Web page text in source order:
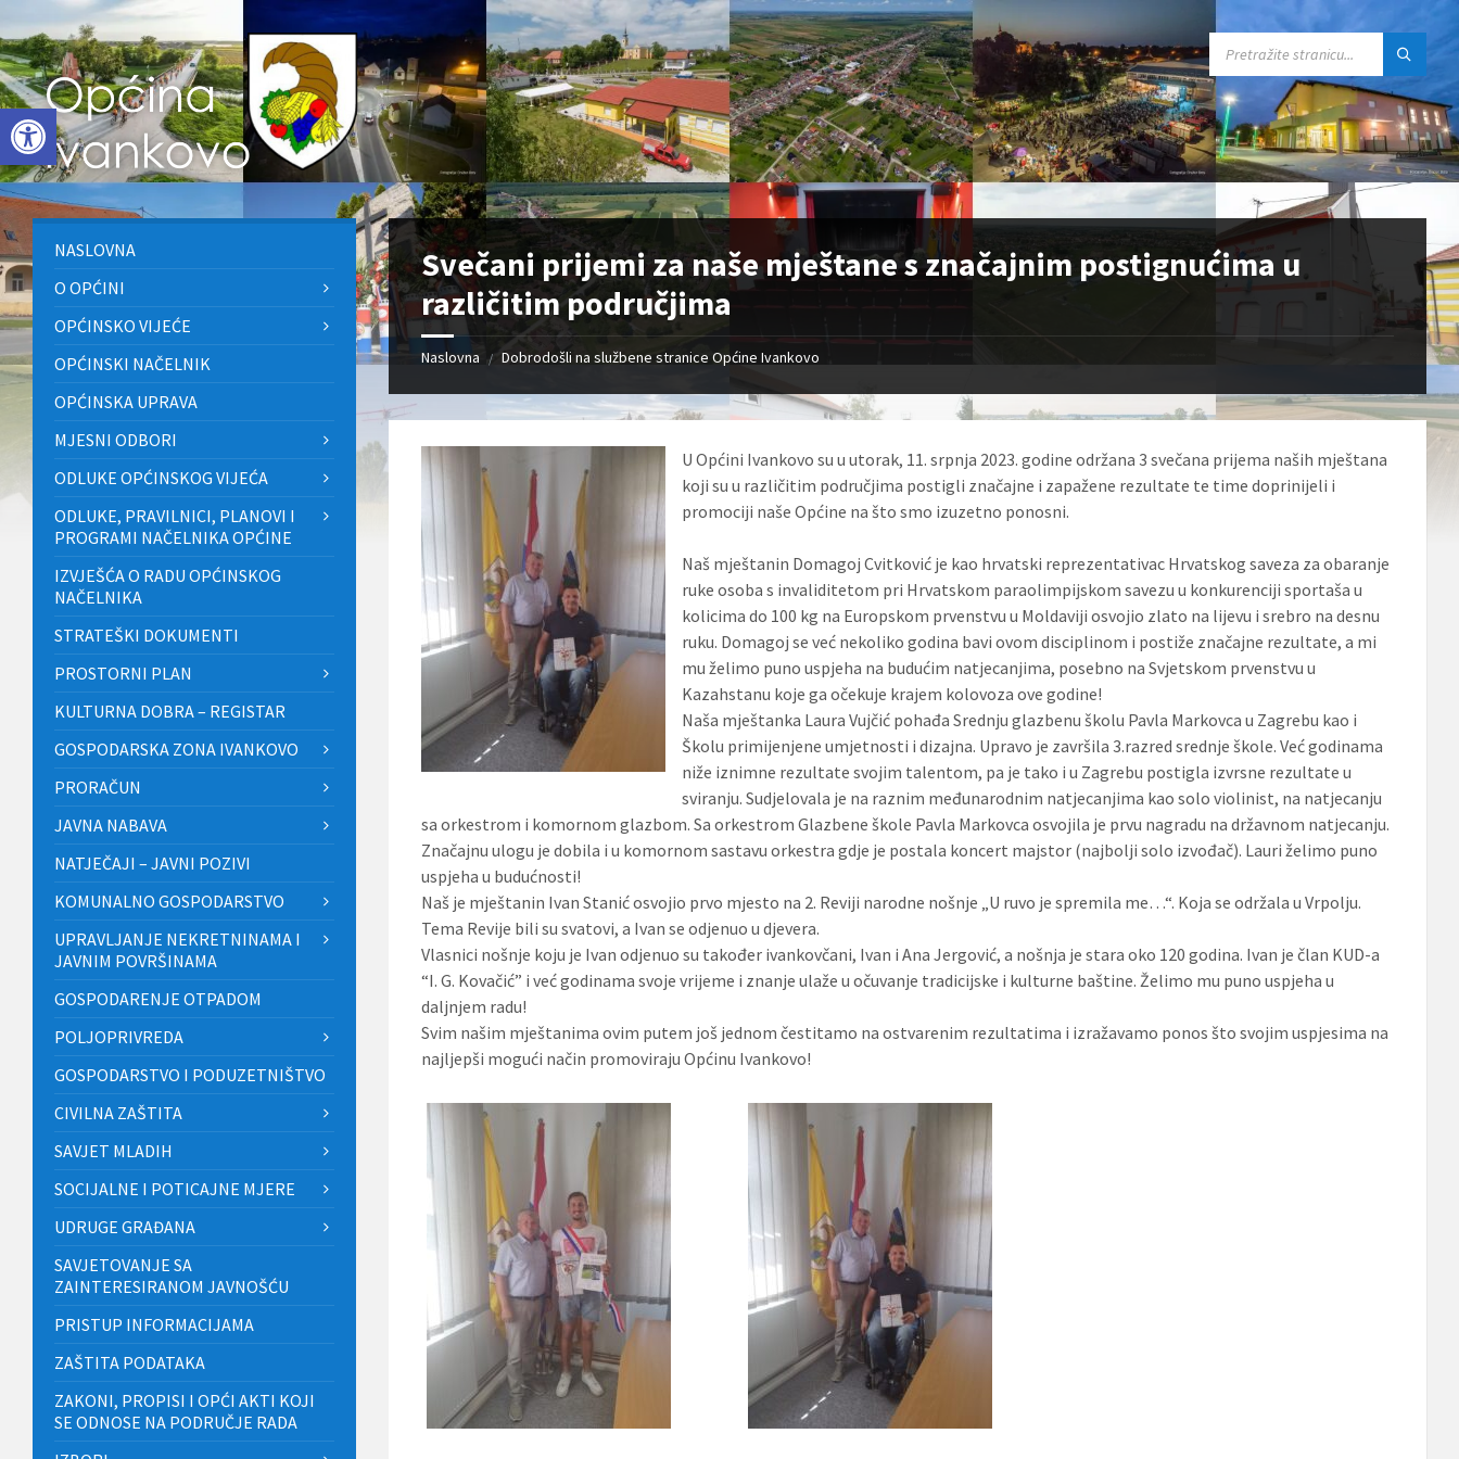
Open toolbar
to
content
to
left
sidebar
to
footer
Svečani prijemi za naše mještane s značajnim postignućima u
različitim područjima
Naslovna / Dobrodošli na službene stranice Općine Ivankovo
U Općini Ivankovo su u utorak, 11. srpnja 2023. godine održana 3 svečana prijema naših mještana
koji su u različitim područjima postigli značajne i zapažene rezultate te time doprinijeli i
promociji naše Općine na što smo izuzetno ponosni.
Naš mještanin Domagoj Cvitković je kao hrvatski reprezentativac Hrvatskog saveza za obaranje
ruke osoba s invaliditetom pri Hrvatskom paraolimpijskom savezu u konkurenciji sportaša u
kolicima do 100 kg na Europskom prvenstvu u Moldaviji osvojio zlato na lijevu i srebro na desnu
ruku. Domagoj se već nekoliko godina bavi ovom disciplinom i postiže značajne rezultate, a mi
mu želimo puno uspjeha na budućim natjecanjima, posebno na Svjetskom prvenstvu u
Kazahstanu koje ga očekuje krajem kolovoza ove godine!
Naša mještanka Laura Vujčić pohađa Srednju glazbenu školu Pavla Markovca u Zagrebu kao i
Školu primijenjene umjetnosti i dizajna. Upravo je završila 3.razred srednje škole. Već godinama
niže iznimne rezultate svojim talentom, pa je tako i u Zagrebu postigla izvrsne rezultate u
sviranju. Sudjelovala je na raznim međunarodnim natjecanjima kao solo violinist, na natjecanju
sa orkestrom i komornom glazbom. Sa orkestrom Glazbene škole Pavla Markovca osvojila je prvu nagradu na državnom natjecanju.
Značajnu ulogu je dobila i u komornom sastavu orkestra gdje je postala koncert majstor (najbolji solo izvođač). Lauri želimo puno
uspjeha u budućnosti!
Naš je mještanin Ivan Stanić osvojio prvo mjesto na 2. Reviji narodne nošnje „U ruvo je spremila me…“. Koja se održala u Vrpolju.
Tema Revije bili su svatovi, a Ivan se odjenuo u djevera.
Vlasnici nošnje koju je Ivan odjenuo su također ivankovčani, Ivan i Ana Jergović, a nošnja je stara oko 120 godina. Ivan je član KUD-a
“I. G. Kovačić” i već godinama svoje vrijeme i znanje ulaže u očuvanje tradicijske i kulturne baštine. Želimo mu puno uspjeha u
daljnjem radu!
Svim našim mještanima ovim putem još jednom čestitamo na ostvarenim rezultatima i izražavamo ponos što svojim uspjesima na
najljepši mogući način promoviraju Općinu Ivankovo!
NASLOVNA
O OPĆINI
OPĆINSKO VIJEĆE
OPĆINSKI NAČELNIK
OPĆINSKA UPRAVA
MJESNI ODBORI
ODLUKE OPĆINSKOG VIJEĆA
ODLUKE, PRAVILNICI, PLANOVI I
PROGRAMI NAČELNIKA OPĆINE
IZVJEŠĆA O RADU OPĆINSKOG
NAČELNIKA
STRATEŠKI DOKUMENTI
PROSTORNI PLAN
KULTURNA DOBRA – REGISTAR
GOSPODARSKA ZONA IVANKOVO
PRORAČUN
JAVNA NABAVA
NATJEČAJI – JAVNI POZIVI
KOMUNALNO GOSPODARSTVO
UPRAVLJANJE NEKRETNINAMA I
JAVNIM POVRŠINAMA
GOSPODARENJE OTPADOM
POLJOPRIVREDA
GOSPODARSTVO I PODUZETNIŠTVO
CIVILNA ZAŠTITA
SAVJET MLADIH
SOCIJALNE I POTICAJNE MJERE
UDRUGE GRAĐANA
SAVJETOVANJE SA
ZAINTERESIRANOM JAVNOŠĆU
PRISTUP INFORMACIJAMA
ZAŠTITA PODATAKA
ZAKONI, PROPISI I OPĆI AKTI KOJI
SE ODNOSE NA PODRUČJE RADA